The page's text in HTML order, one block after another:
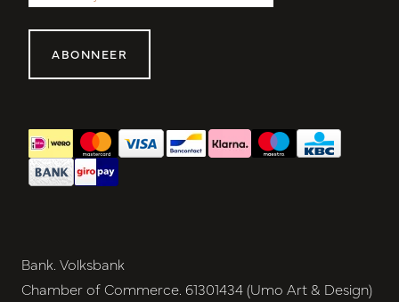
ABONNEER
Bank. Volksbank
Chamber of Commerce. 61301434 (Umo Art & Design)